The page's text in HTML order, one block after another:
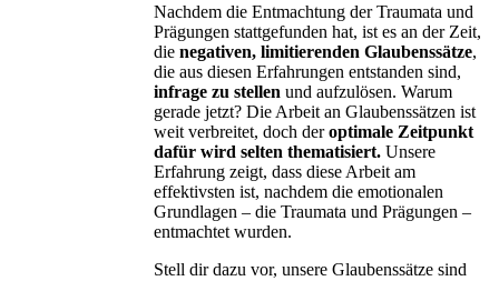
Nachdem die Entmachtung der Traumata und
Prägungen stattgefunden hat, ist es an der Zeit,
die negativen, limitierenden Glaubenssätze,
die aus diesen Erfahrungen entstanden sind,
infrage zu stellen und aufzulösen. Warum
gerade jetzt? Die Arbeit an Glaubenssätzen ist
weit verbreitet, doch deroptimale Zeitpunkt
dafür wird selten thematisiert.Unsere
Erfahrung zeigt, dass diese Arbeit am
effektivsten ist, nachdem die emotionalen
Grundlagen – die Traumata und Prägungen –
entmachtet wurden.
Stell dir dazu vor, unsere Glaubenssätze sind